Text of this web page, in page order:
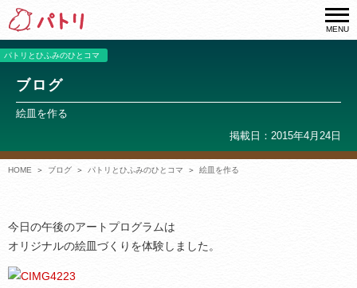
MENU
パトリとひふみのひとコマ
ブログ
絵皿を作る
掲載日：2015年4月24日
HOME ブログ パトリとひふみのひとコマ 絵皿を作る
今日の午後のアートプログラムは
オリジナルの絵皿づくりを体験しました。